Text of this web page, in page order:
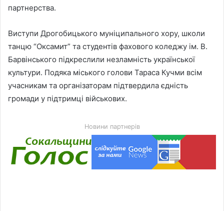
партнерства.
Виступи Дрогобицького муніципального хору, школи
танцю “Оксамит” та студентів фахового коледжу ім. В.
Барвінського підкреслили незламність української
культури. Подяка міського голови Тараса Кучми всім
учасникам та організаторам підтвердила єдність
громади у підтримці військових.
Новини партнерів